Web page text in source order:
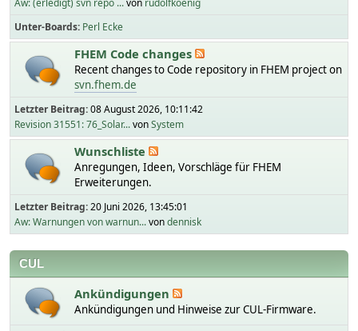
Aw: (erledigt) svn repo ...von rudolfkoenig
Unter-Boards Perl Ecke
FHEM Code changes
Recent changes to Code repository in FHEM project on
svn.fhem.de
Letzter Beitrag:08 August 2026, 10:11:42
Revision 31551: 76_Solar...vonSystem
Wunschliste
Anregungen, Ideen, Vorschläge für FHEM
Erweiterungen.
Letzter Beitrag:20 Juni 2026, 13:45:01
Aw: Warnungen von warnun...vondennisk
CUL
Ankündigungen
Ankündigungen und Hinweise zur CUL-Firmware.